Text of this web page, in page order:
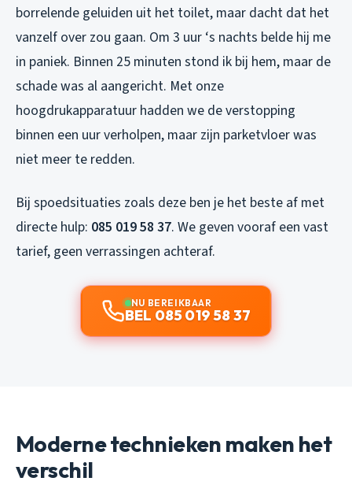
borrelende geluiden uit het toilet, maar dacht dat het
vanzelf over zou gaan. Om 3 uur ‘s nachts belde hij me
in paniek. Binnen 25 minuten stond ik bij hem, maar de
schade was al aangericht. Met onze
hoogdrukapparatuur hadden we de verstopping
binnen een uur verholpen, maar zijn parketvloer was
niet meer te redden.
Bij spoedsituaties zoals deze ben je het beste af met
directe hulp: 085 019 58 37. We geven vooraf een vast
tarief, geen verrassingen achteraf.
NU BEREIKBAAR
BEL 085 019 58 37
Moderne technieken maken het
verschil